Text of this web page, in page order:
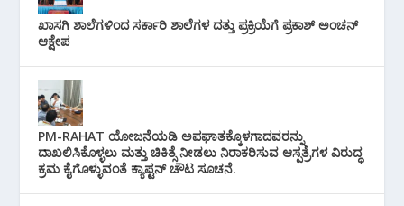
ಖಾಸಗಿ ಶಾಲೆಗಳಿಂದ ಸರ್ಕಾರಿ ಶಾಲೆಗಳ ದತ್ತು ಪ್ರಕ್ರಿಯೆಗೆ ಪ್ರಕಾಶ್ ಅಂಚನ್
ಆಕ್ಷೇಪ
PM-RAHAT ಯೋಜನೆಯಡಿ ಅಪಘಾತಕ್ಕೊಳಗಾದವರನ್ನು
ದಾಖಲಿಸಿಕೊಳ್ಳಲು ಮತ್ತು ಚಿಕಿತ್ಸೆ ನೀಡಲು ನಿರಾಕರಿಸುವ ಆಸ್ಪತ್ರೆಗಳ ವಿರುದ್ಧ
ಕ್ರಮ ಕೈಗೊಳ್ಳುವಂತೆ ಕ್ಯಾಪ್ಟನ್ ಚೌಟ ಸೂಚನೆ.